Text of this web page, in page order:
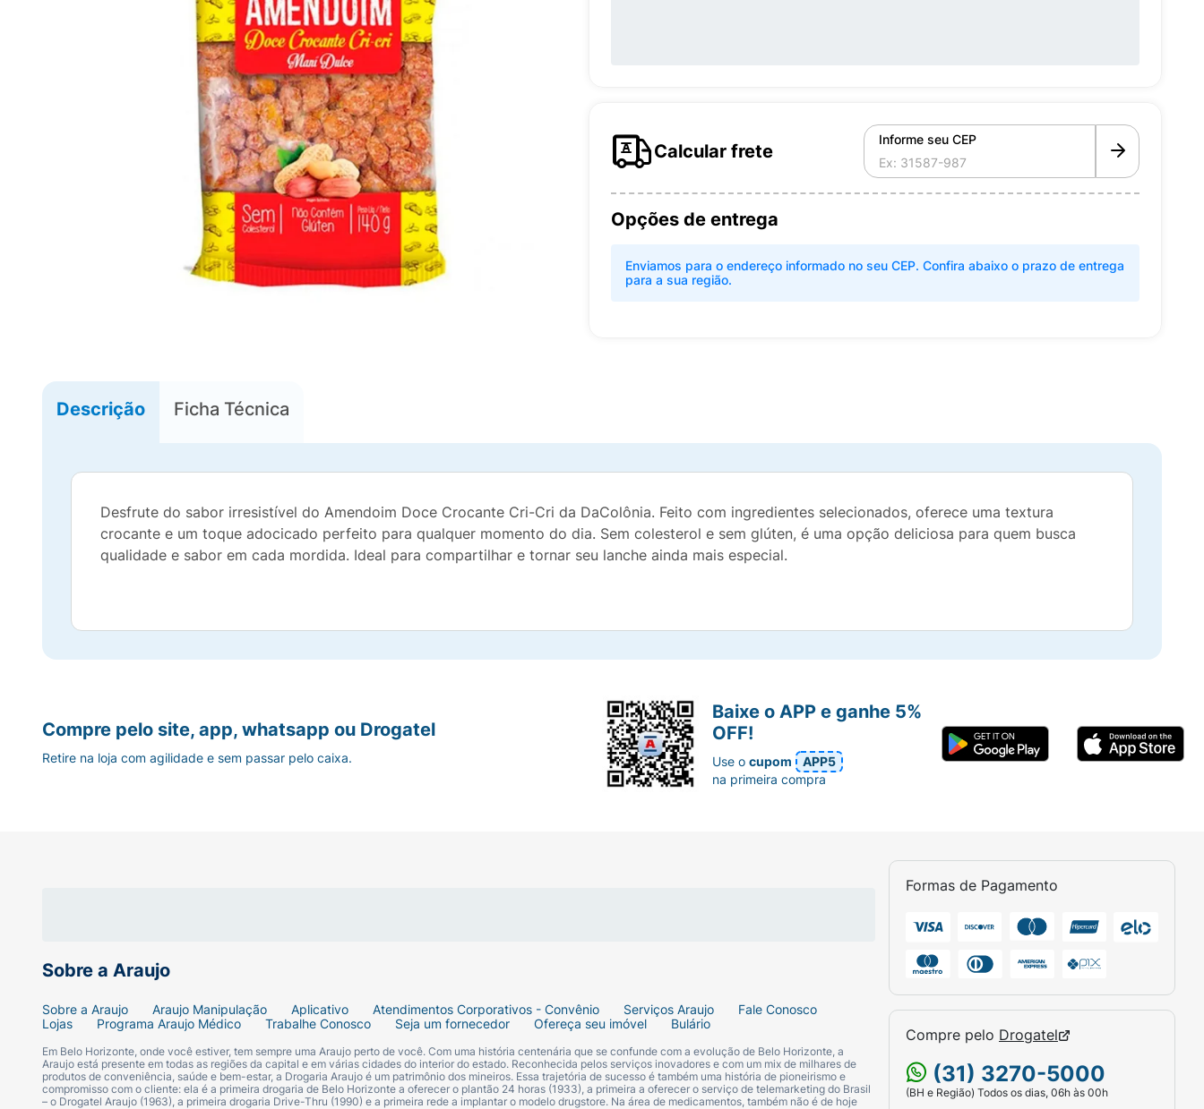
Calcular frete
Informe seu CEP
Opções de entrega
Enviamos para o endereço informado no seu CEP. Confira abaixo o prazo de entrega
para a sua região.
Descrição Ficha Técnica
Desfrute do sabor irresistível do Amendoim Doce Crocante Cri-Cri da DaColônia. Feito com ingredientes selecionados, oferece uma textura
crocante e um toque adocicado perfeito para qualquer momento do dia. Sem colesterol e sem glúten, é uma opção deliciosa para quem busca
qualidade e sabor em cada mordida. Ideal para compartilhar e tornar seu lanche ainda mais especial.
Sobre a Araujo
Sobre a Araujo Araujo Manipulação Aplicativo Atendimentos Corporativos - Convênio Serviços Araujo
Fale Conosco
Lojas
Programa Araujo Médico Trabalhe Conosco Seja um fornecedor Ofereça seu imóvel Bulário
Em Belo Horizonte, onde você estiver, tem sempre uma Araujo perto de você. Com uma história centenária que se confunde com a evolução de Belo Horizonte, a
Araujo está presente em todas as regiões da capital e em várias cidades do interior do estado. Reconhecida pelos serviços inovadores e com um mix de milhares de
produtos de conveniência, saúde e bem-estar, a Drogaria Araujo é um patrimônio dos mineiros. Essa trajetória de sucesso é também uma história de pioneirismo e
compromisso com o cliente: ela é a primeira drogaria de Belo Horizonte a oferecer o plantão 24 horas (1933), a primeira a oferecer o serviço de telemarketing do Brasil
– o Drogatel Araujo (1963), a primeira drogaria Drive-Thru (1990) e a primeira rede a implantar o modelo drugstore. Na área de medicamentos, também não é de hoje
Formas de Pagamento
Compre pelo Drogatel
(31) 3270-5000
(BH e Região) Todos os dias, 06h às 00h
Compre pelo site, app, whatsapp ou Drogatel
Retire na loja com agilidade e sem passar pelo caixa.
Baixe o APP e ganhe 5%
OFF!
Use ocupom
APP5
na primeira compra